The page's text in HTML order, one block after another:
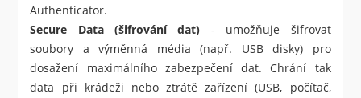
Authenticator.
Secure Data (šifrování dat) - umožňuje šifrovat
soubory a výměnná média (např. USB disky) pro
dosažení maximálního zabezpečení dat. Chrání tak
data při krádeži nebo ztrátě zařízení (USB, počítač,